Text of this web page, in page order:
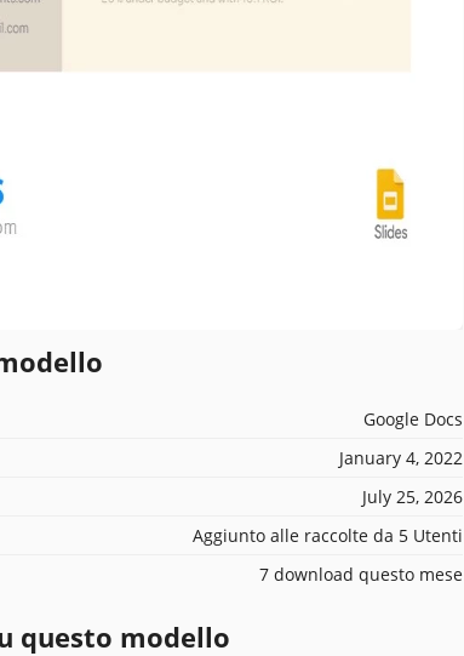
Google Docs
January 4, 2022
July 25, 2026
Aggiunto alle raccolte da 5 Utenti
7 download questo mese
questo modello